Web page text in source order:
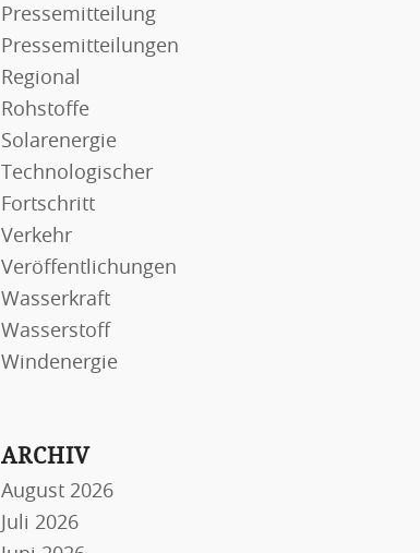
Pressemitteilung
Pressemitteilungen
Regional
Rohstoffe
Solarenergie
Technologischer
Fortschritt
Verkehr
Veröffentlichungen
Wasserkraft
Wasserstoff
Windenergie
ARCHIV
August 2026
Juli 2026